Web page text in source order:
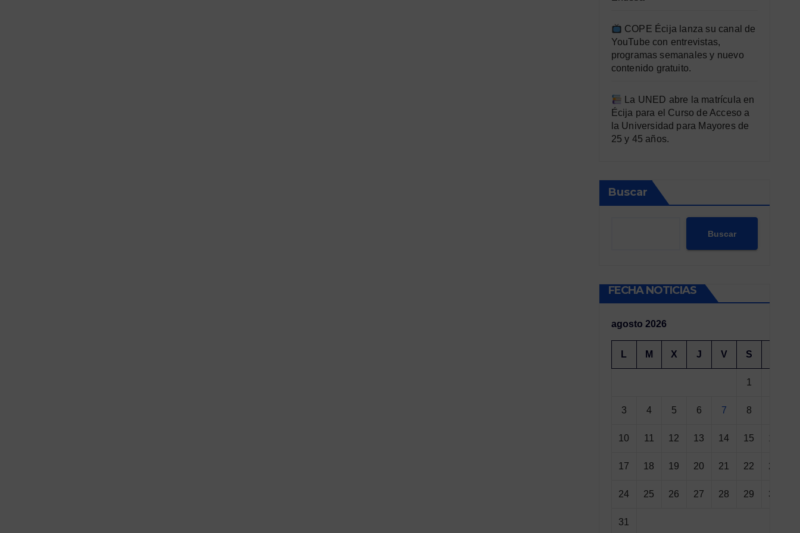
COPE Écija lanza su canal de
YouTube con entrevistas,
programas semanales y nuevo
contenido gratuito.
La UNED abre la matrícula en
Écija para el Curso de Acceso a
la Universidad para Mayores de
25 y 45 años.
Buscar
Buscar
FECHA NOTICIAS
agosto 2026
L M X J V S
1
3 4 5 6 7 8
10 11 12 13 14 15 16
17 18 19 20 21 22 23
24 25 26 27 28 29 30
31